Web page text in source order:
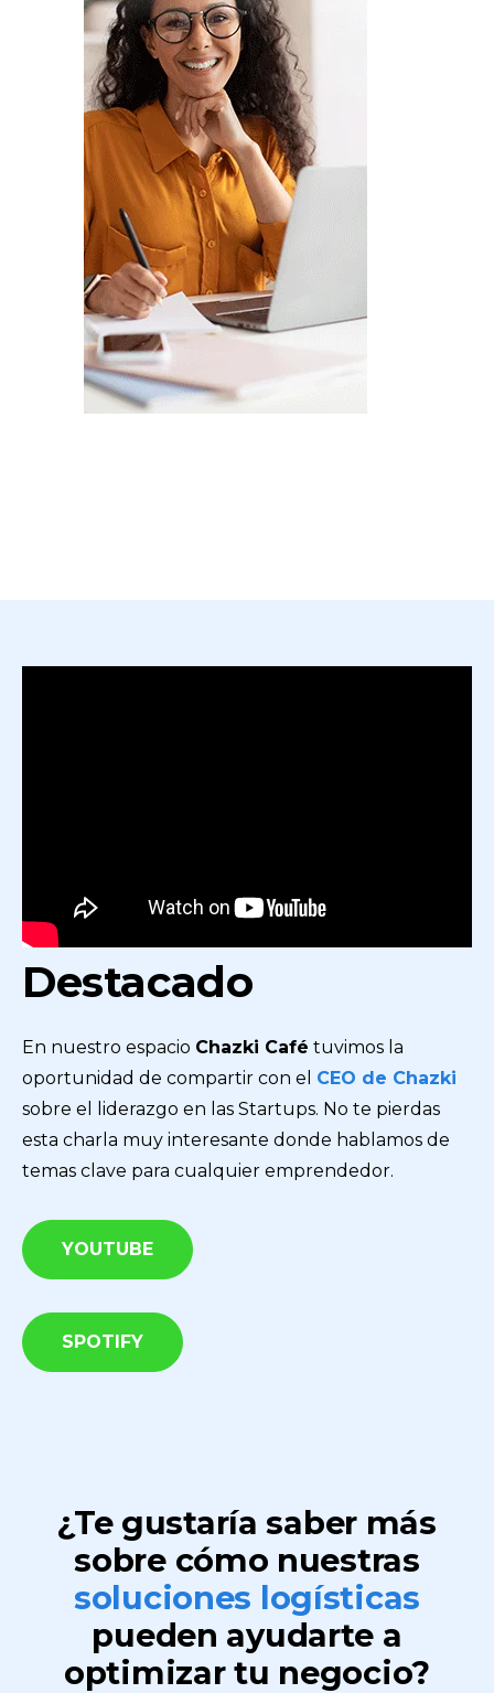
Destacado
En nuestro espacio Chazki Café tuvimos la
oportunidad de compartir con el CEO de Chazki
sobre el liderazgo en las Startups. No te pierdas
esta charla muy interesante donde hablamos de
temas clave para cualquier emprendedor.
YOUTUBE
SPOTIFY
¿Te gustaría saber más
sobre cómo nuestras
soluciones logísticas
pueden ayudarte a
optimizar tu negocio?